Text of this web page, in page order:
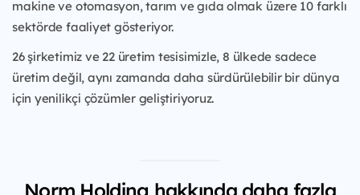
makine ve otomasyon, tarım ve gıda olmak üzere 10 farklı
sektörde faaliyet gösteriyor.
26 şirketimiz ve 22 üretim tesisimizle, 8 ülkede sadece
üretim değil, aynı zamanda daha sürdürülebilir bir dünya
için yenilikçi çözümler geliştiriyoruz.
Norm Holding hakkında daha fazla